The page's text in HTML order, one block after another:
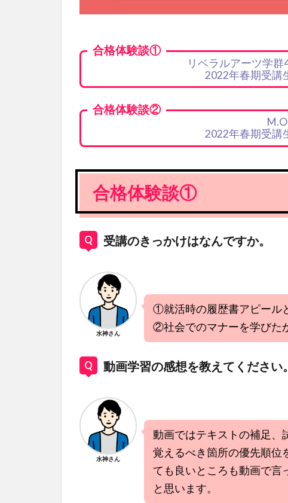
合格体験談①
リベラルアーツ学
2022年春期受講
合格体験談②
2022年春期受講
合格体験談①
受講のきっかけはなんですか。
水神さん
①就活時の履歴書アピール
②社会でのマナーを学びた
動画学習の感想を教えてください。
水神さん
動画ではテキストの補足、
覚えるべき箇所の優先順位
ても良いところも動画で言
と思います。